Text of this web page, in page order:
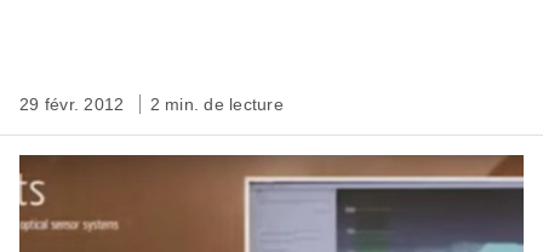
29 févr. 2012 2 min. de lecture